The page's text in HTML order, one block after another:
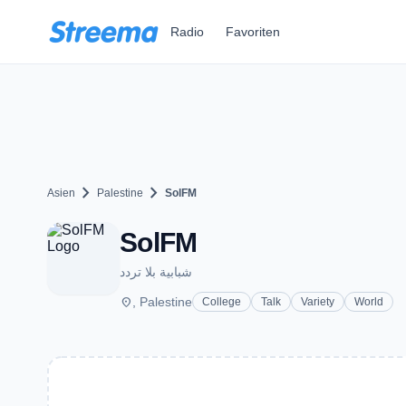
Radio Favoriten
Asien chevron_right Palestine chevron_right SolFM
SolFM
شبابية بلا تردد
place , Palestine College Talk Variety World